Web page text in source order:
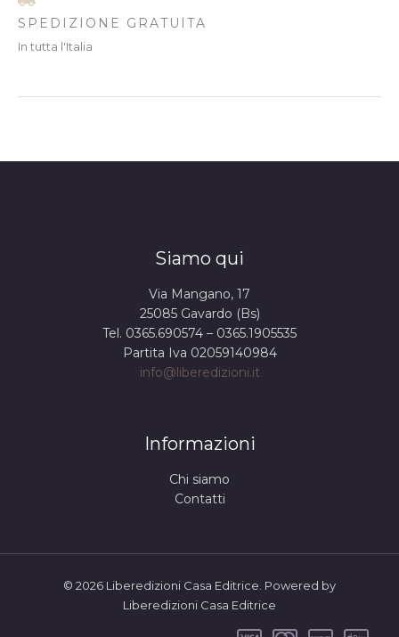
SPEDIZIONE GRATUITA
In tutta l'Italia
Siamo qui
Via Mangano, 17
25085 Gavardo (Bs)
Tel. 0365.690574 – 0365.1905535
Partita Iva 02059140984
info@liberedizioni.it
Informazioni
Chi siamo
Contatti
© 2026 Liberedizioni Casa Editrice. Powered by
Liberedizioni Casa Editrice